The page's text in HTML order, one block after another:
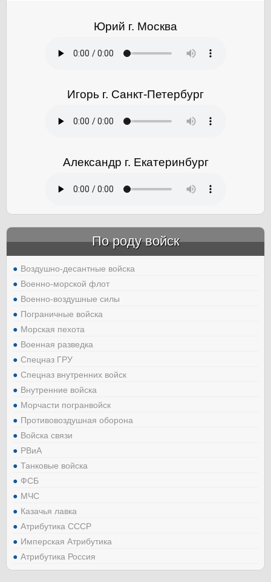
Юрий г. Москва
Игорь г. Санкт-Петербург
Александр г. Екатеринбург
По роду войск
Воздушно-десантные войска
Военно-морской флот
Военно-воздушные силы
Пограничные войска
Морская пехота
Военная разведка
Спецназ ГРУ
Спецназ внутренних войск
Внутренние войска
Морчасти погранвойск
Противовоздушная оборона
Войска связи
РВиА
Танковые войска
ФСБ
МЧС
Казачья лавка
Атрибутика СССР
Имперская Атрибутика
Атрибутика Россия